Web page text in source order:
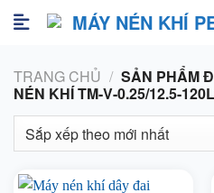
Skip
TRANG CHỦ / SẢN PHẨM
NÉN KHÍ TM-V-0.25/12.5-